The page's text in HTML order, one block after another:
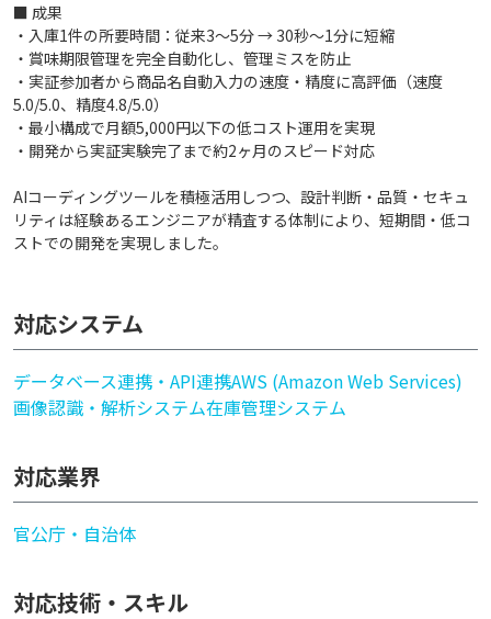
■ 成果
・入庫1件の所要時間：従来3〜5分 → 30秒〜1分に短縮
・賞味期限管理を完全自動化し、管理ミスを防止
・実証参加者から商品名自動入力の速度・精度に高評価（速度
5.0/5.0、精度4.8/5.0）
・最小構成で月額5,000円以下の低コスト運用を実現
・開発から実証実験完了まで約2ヶ月のスピード対応
AIコーディングツールを積極活用しつつ、設計判断・品質・セキュ
リティは経験あるエンジニアが精査する体制により、短期間・低コ
ストでの開発を実現しました。
対応システム
データベース連携・API連携AWS (Amazon Web Services)
画像認識・解析システム在庫管理システム
対応業界
官公庁・自治体
対応技術・スキル